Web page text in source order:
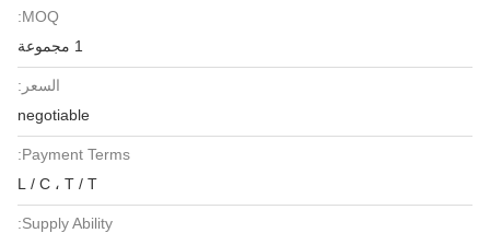
MOQ:
السعر:
negotiable
Payment Terms:
L / C ، T / T
Supply Ability: